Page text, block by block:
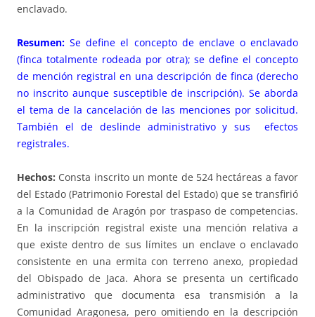
enclavado.
Resumen: Se define el concepto de enclave o enclavado
(finca totalmente rodeada por otra); se define el concepto
de mención registral en una descripción de finca (derecho
no inscrito aunque susceptible de inscripción). Se aborda
el tema de la cancelación de las menciones por solicitud.
También el de deslinde administrativo y sus efectos
registrales.
Hechos: Consta inscrito un monte de 524 hectáreas a favor
del Estado (Patrimonio Forestal del Estado) que se transfirió
a la Comunidad de Aragón por traspaso de competencias.
En la inscripción registral existe una mención relativa a
que existe dentro de sus límites un enclave o enclavado
consistente en una ermita con terreno anexo, propiedad
del Obispado de Jaca. Ahora se presenta un certificado
administrativo que documenta esa transmisión a la
Comunidad Aragonesa, pero omitiendo en la descripción